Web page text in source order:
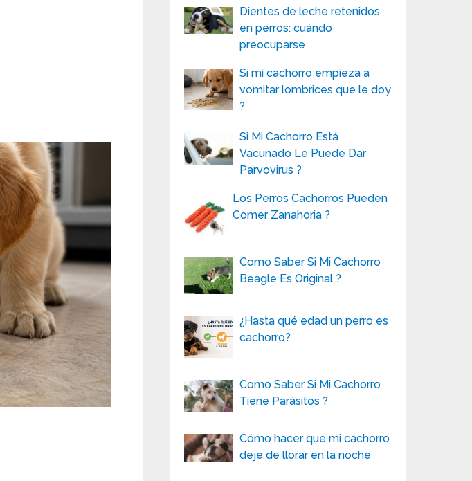
Dientes de leche retenidos
en perros: cuándo
preocuparse
Si mi cachorro empieza a
vomitar lombrices que le doy
?
Si Mi Cachorro Está
Vacunado Le Puede Dar
Parvovirus ?
Los Perros Cachorros Pueden
Comer Zanahoria ?
Como Saber Si Mi Cachorro
Beagle Es Original ?
¿Hasta qué edad un perro es
cachorro?
Como Saber Si Mi Cachorro
Tiene Parásitos ?
Cómo hacer que mi cachorro
deje de llorar en la noche